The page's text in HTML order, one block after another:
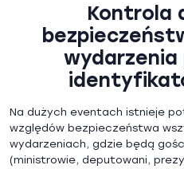
Kontrola
wydarzenia
Na dużych eventach istnieje
względów bezpieczeństwa
wydarzeniach, gdzie będą
(ministrowie, deputowani,